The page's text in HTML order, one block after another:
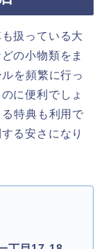
扱っている大
の小物類をま
を頻繁に行っ
に便利でしょ
特典も利用で
る安さになり